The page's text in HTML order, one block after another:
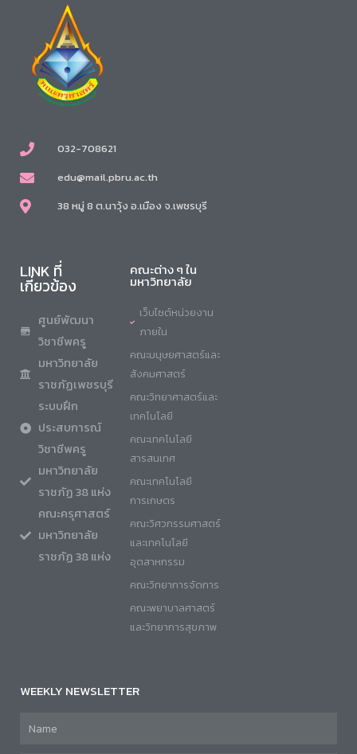
032-708621
edu@mail.pbru.ac.th
38 หมู่ 8 ต.นาวุ้ง อ.เมือง จ.เพชรบุรี
LINK ที่
เกี่ยวข้อง
ศูนย์พัฒนา
วิชาชีพครู
มหาวิทยาลัย
ราชภัฏเพชรบุรี
ระบบฝึก
ประสบการณ์
วิชาชีพครู
มหาวิทยาลัย
ราชภัฏ 38 แห่ง
คณะครุศาสตร์
มหาวิทยาลัย
ราชภัฏ 38 แห่ง
คณะต่าง ๆ ใน
มหาวิทยาลัย
เว็บไซต์หน่วยงาน
ภายใน
คณะมนุษยศาสตร์และ
สังคมศาสตร์
คณะวิทยาศาสตร์และ
เทคโนโลยี
คณะเทคโนโลยี
สารสนเทศ
คณะเทคโนโลยี
การเกษตร
คณะวิศวกรรมศาสตร์
และเทคโนโลยี
อุตสาหกรรม
คณะวิทยาการจัดการ
คณะพยาบาลศาสตร์
และวิทยาการสุขภาพ
WEEKLY NEWSLETTER